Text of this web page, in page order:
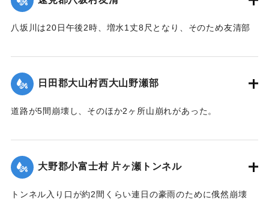
｜固有コード:
八坂川は20日午後2時、増水1丈8尺となり、そのため友清部
壊して八坂村および杵築町の一部の水田100余町歩はさながら
泥海と化したが、挿秧（田植え）前で被害は軽い見込みであ
る。
【出典：大分新聞 大正12年6月22日 朝刊4面】
日田郡大山村西大山野瀬部
道路が5間崩壊し、そのほか2ヶ所山崩れがあった。
｜固有コード:00275053
大野郡小富士村 片ヶ瀬トンネル
トンネル入り口が約2間くらい連日の豪雨のために俄然崩壊